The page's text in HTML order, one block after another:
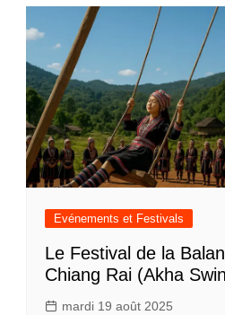
Evénements et Festivals
Le Festival de la
Chiang Rai (Akha
mardi 19 août 2025